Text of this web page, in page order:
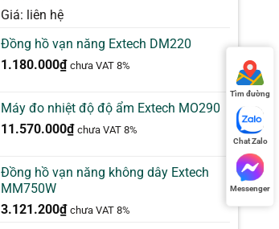
5.00 trên 5
1
đánh giá
Giá: liên hệ
Đồng hồ vạn năng Extech DM220
1.180.000₫ chưa VAT 8%
Máy đo nhiệt độ độ ẩm Extech MO290
11.570.000₫ chưa VAT 8%
Đồng hồ vạn năng không dây Extech
MM750W
3.121.200₫ chưa VAT 8%
Tìm đường
Chat Zalo
Messenger